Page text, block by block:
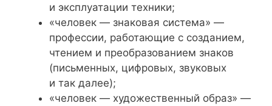
и эксплуатации техники;
«человек — знаковая система» —
профессии, работающие с созданием,
чтением и преобразованием знаков
(письменных, цифровых, звуковых
и так далее);
«человек — художественный образ» —